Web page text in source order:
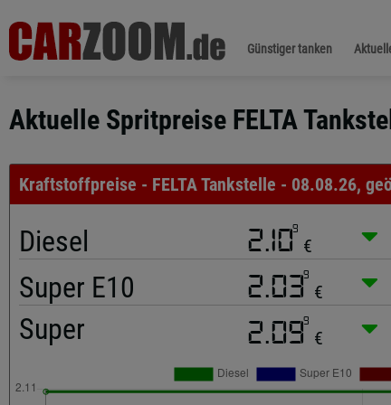
Günstiger tanken
Aktuelle Spritpreise FELTA
Kraftstoffpreise - FELTA Tankstelle - 08.08.26,
Diesel 2.109
€
Super E10 2.039
€
Super 2.099
€